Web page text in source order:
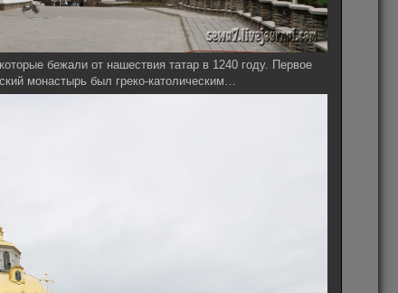
бежали от нашествия татар в 1240 году. Первое
монастырь был греко-католическим…